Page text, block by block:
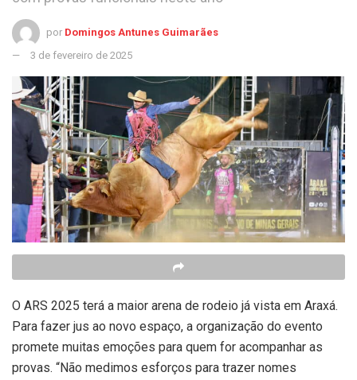
por Domingos Antunes Guimarães
3 de fevereiro de 2025
O ARS 2025 terá a maior arena de rodeio já vista em Araxá.
Para fazer jus ao novo espaço, a organização do evento
promete muitas emoções para quem for acompanhar as
provas. “Não medimos esforços para trazer nomes